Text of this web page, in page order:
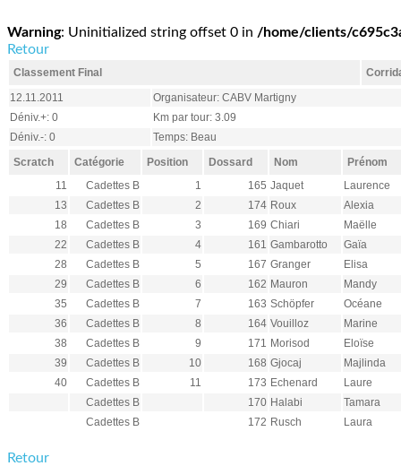
Warning: Uninitialized string offset 0 in /home/clients/
Retour
Classement Final
12.11.2011
Organisateur: CABV Martigny
Déniv.+: 0
Km par tour: 3.09
Déniv.-: 0
Temps: Beau
Scratch
Catégorie Position Dossard Nom
Prénom
11
Cadettes B 1 165 Jaquet
Laurence
13
Cadettes B 2 174 Roux
Alexia
18
Cadettes B 3 169 Chiari
Maëlle
22
Cadettes B 4 161 Gambarotto
Gaïa
28
Cadettes B 5 167 Granger
Elisa
29
Cadettes B 6 162 Mauron
Mandy
35
Cadettes B 7 163 Schöpfer
Océane
36
Cadettes B 8 164 Vouilloz
Marine
38
Cadettes B 9 171 Morisod
Eloïse
39
Cadettes B 10 168 Gjocaj
Majlinda
40
Cadettes B 11 173 Echenard
Laure
Cadettes B
170 Halabi
Tamara
Cadettes B
172 Rusch Laura
Retour